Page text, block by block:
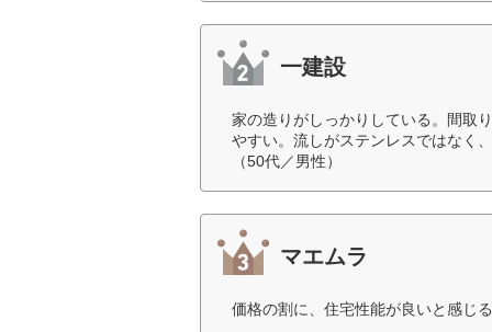
一建設
家の造りがしっかりしている。間取
やすい。流しがステンレスではなく
（50代／男性）
マエムラ
価格の割に、住宅性能が良いと感じ